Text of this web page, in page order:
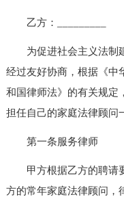
乙方：_________
为促进社会主义法制建
经过友好协商，根据《中
和国律师法》的有关规定
担任自己的家庭法律顾问
第一条服务律师
甲方根据乙方的聘请要
方的常年家庭法律顾问，